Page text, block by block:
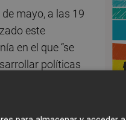
mayo, a las 19
este
en el que “se
políticas